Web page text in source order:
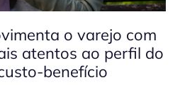
o varejo com
atentos ao perfil do
benefício